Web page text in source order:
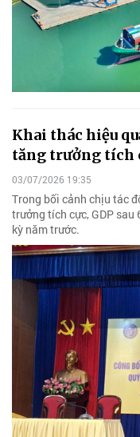
Khai thác hiệu
tăng trưởng tích
03/07/2026 19:35
Trong bối cảnh chịu tác
trưởng tích cực, GDP sau
kỳ năm trước.